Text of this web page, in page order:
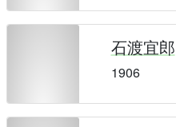
石渡宜郎
1906